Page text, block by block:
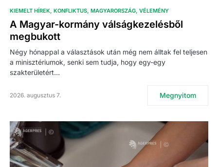
KIEMELT HÍREK KONFLIKTUS MAGYARORSZÁG VÉLEMÉNY
A Magyar-kormány válságkezelésből
megbukott
Négy hónappal a választások után még nem álltak fel teljesen
a minisztériumok, senki sem tudja, hogy egy-egy
szakterületért…
2026. augusztus 7. Megnyitom